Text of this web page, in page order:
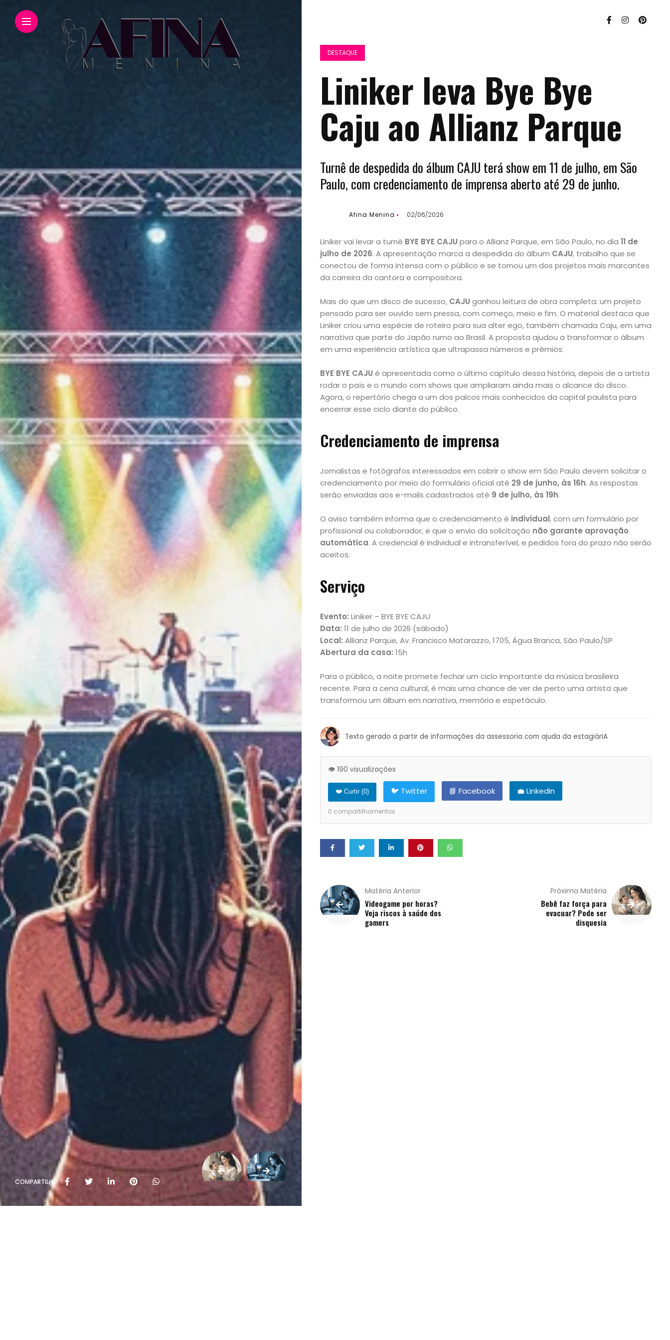
Início
Academia
Beleza
Bora
Casa
e
Decoração
Exclusiva
Homem
Mães
&
Filhos
Notícias
Opinião
Pets
Receitas
Saúde
COMPARTILHE:
DESTAQUE
Liniker leva Bye Bye
Caju ao Allianz Parque
Turnê de despedida do álbum CAJU terá show em 11 de julho, em São
Paulo, com credenciamento de imprensa aberto até 29 de junho.
Afina Menina 02/06/2026
Liniker vai levar a turnê BYE BYE CAJU para o Allianz Parque, em São Paulo, no dia 11 de
julho de 2026. A apresentação marca a despedida do álbum CAJU, trabalho que se
conectou de forma intensa com o público e se tornou um dos projetos mais marcantes
da carreira da cantora e compositora.
Mais do que um disco de sucesso, CAJU ganhou leitura de obra completa: um projeto
pensado para ser ouvido sem pressa, com começo, meio e fim. O material destaca que
Liniker criou uma espécie de roteiro para sua alter ego, também chamada Caju, em uma
narrativa que parte do Japão rumo ao Brasil. A proposta ajudou a transformar o álbum
em uma experiência artística que ultrapassa números e prêmios.
BYE BYE CAJU é apresentada como o último capítulo dessa história, depois de a artista
rodar o país e o mundo com shows que ampliaram ainda mais o alcance do disco.
Agora, o repertório chega a um dos palcos mais conhecidos da capital paulista para
encerrar esse ciclo diante do público.
Credenciamento de imprensa
Jornalistas e fotógrafos interessados em cobrir o show em São Paulo devem solicitar o
credenciamento por meio do formulário oficial até 29 de junho, às 16h. As respostas
serão enviadas aos e-mails cadastrados até 9 de julho, às 19h.
O aviso também informa que o credenciamento é individual, com um formulário por
profissional ou colaborador, e que o envio da solicitação não garante aprovação
automática. A credencial é individual e intransferível, e pedidos fora do prazo não serão
aceitos.
Serviço
Evento: Liniker – BYE BYE CAJU
Data: 11 de julho de 2026 (sábado)
Local: Allianz Parque, Av. Francisco Matarazzo, 1705, Água Branca, São Paulo/SP
Abertura da casa: 15h
Para o público, a noite promete fechar um ciclo importante da música brasileira
recente. Para a cena cultural, é mais uma chance de ver de perto uma artista que
transformou um álbum em narrativa, memória e espetáculo.
Texto gerado a partir de informações da assessoria com ajuda da estagiárIA
👁️ 190 visualizações
❤️ Curtir (0) 🐦 Twitter 📘 Facebook 💼 LinkedIn
0 compartilhamentos
Matéria Anterior
Videogame por horas?
Veja riscos à saúde dos
gamers
Próxima Matéria
Bebê faz força para
evacuar? Pode ser
disquesia